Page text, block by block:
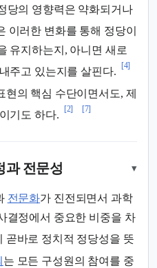
당의 영향력은 약화되거나
이러한 변화를 통해 정당이
유지하는지, 아니면 새로
주고 있는지를 살핀다.
[4]
현의 핵심 수단이면서도, 제
기도 하다.
[2] [7]
과 전문성 ▾
전문화가 진전되면서 과학
결정에서 중요한 비중을 차
곧바로 정치적 정당성을 뜻
는 모든 구성원의 참여를 중